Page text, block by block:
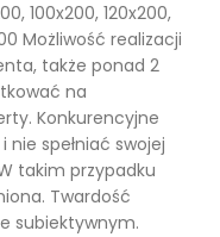
100x200, 120x200,
Możliwość realizacji
także ponad 2
na
Konkurencyjne
spełniać swojej
takim przypadku
Twardość
subiektywnym.